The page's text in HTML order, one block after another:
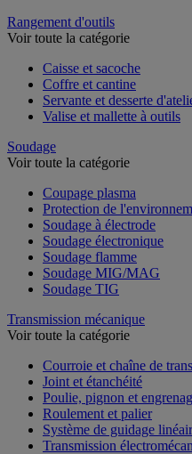
Rangement d'outils
Voir toute la catégorie
Caisse et sacoche
Coffre et cantine
Servante et desserte
Valise et mallette à outils
Soudage
Voir toute la catégorie
Coupage plasma
Protection de
Soudage à électrode
Soudage électronique
Soudage flamme
Soudage MIG/MAG
Soudage TIG
Transmission mécanique
Voir toute la catégorie
Courroie et chaîne de
Joint et étanchéité
Poulie, pignon et
Roulement et palier
Système de guidage
Transmission